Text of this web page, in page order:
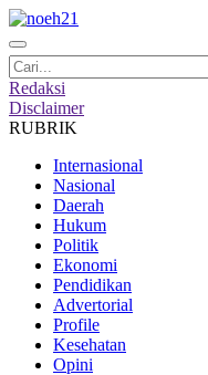
Redaksi
Disclaimer
RUBRIK
Internasional
Nasional
Daerah
Hukum
Politik
Ekonomi
Pendidikan
Advertorial
Profile
Kesehatan
Opini